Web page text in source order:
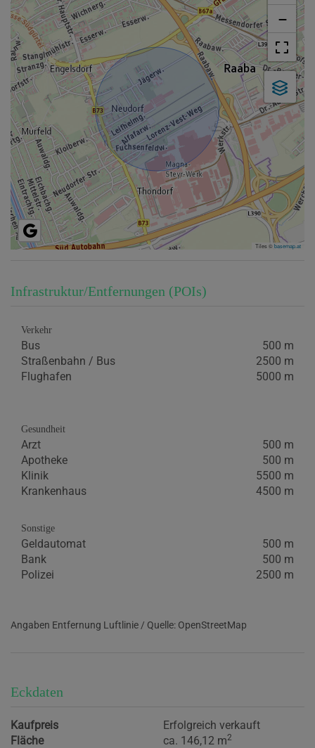
−
Tiles ©basemap.at
Infrastruktur/Entfernungen (POIs)
Verkehr
Bus
500 m
Straßenbahn / Bus
2500 m
Flughafen
5000 m
Gesundheit
Arzt
500 m
Apotheke
500 m
Klinik
5500 m
Krankenhaus
4500 m
Sonstige
Geldautomat
500 m
Bank
500 m
Polizei
2500 m
Angaben Entfernung Luftlinie / Quelle: OpenStreetMap
Eckdaten
Kaufpreis
Erfolgreich verkauft
Fläche
ca. 146,12 m2